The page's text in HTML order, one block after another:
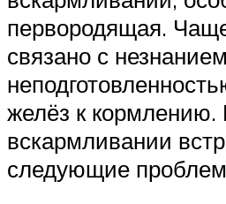
первородящая.
связано с
желёз к кормлению.
вскармливании
следующие